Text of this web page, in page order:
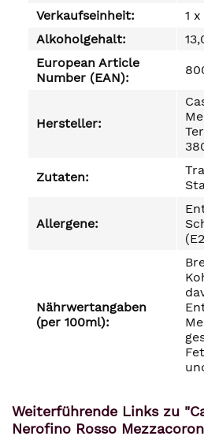
Verkaufseinheit:
1
Alkoholgehalt:
European Article
Number (EAN):
Hersteller:
Zutaten:
Allergene:
Nährwertangaben
(per 100ml):
Weiterführende Links zu
Nerofino Rosso